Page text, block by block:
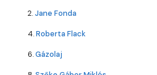
2.Jane Fonda
4.Roberta Flack
6.Gázolaj